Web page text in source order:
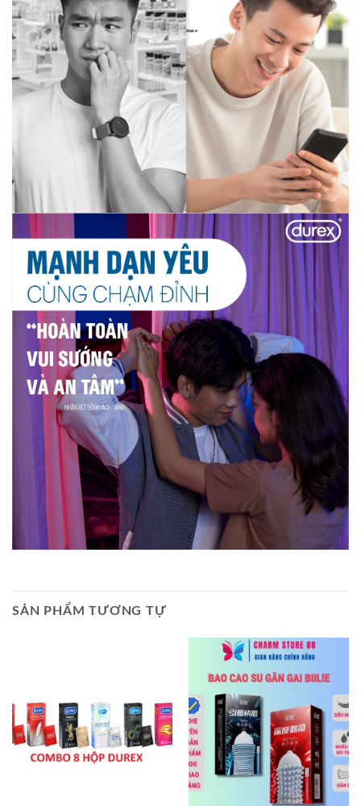
SẢN PHẨM TƯƠNG TỰ